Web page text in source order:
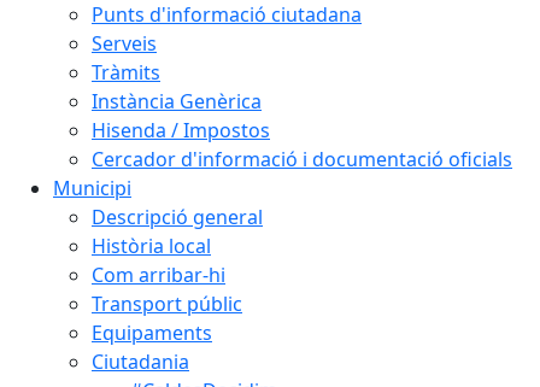
Punts d'informació ciutadana
Serveis
Tràmits
Instància Genèrica
Hisenda / Impostos
Cercador d'informació i documentació oficials
Municipi
Descripció general
Història local
Com arribar-hi
Transport públic
Equipaments
Ciutadania